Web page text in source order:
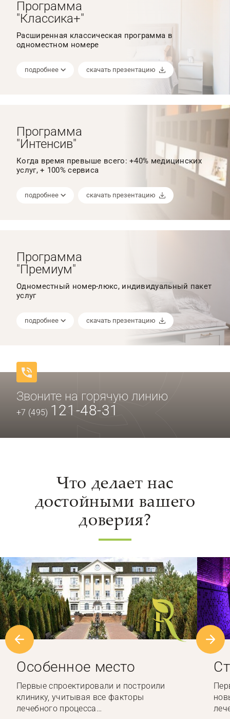
Программа
"Классика+"
Расширенная классическая программа в
одноместном номере
подробнее скачать презентацию
Программа
"Интенсив"
Когда время превыше всего: +40% медицинских
услуг, + 100% сервиса
подробнее скачать презентацию
Программа
"Премиум"
Одноместный номер-люкс, индивидуальный пакет
услуг
подробнее скачать презентацию
Звоните на горячую линию
+7 (495) 121-48-31
Что делает нас
достойными вашего
доверия?
Особенное место
Первые спроектировали и построили
клинику, учитывая все факторы
лечебного процесса…